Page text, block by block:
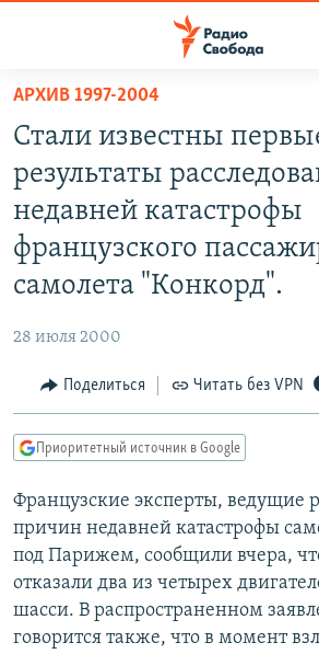
упрощенного
доступа
основному
содержанию
Вернутся
главной
Вернутся
поиску
АВТОРСКИЕ ПРОЕКТЫ
ЦИТАТЫ СВОБОДЫ
МНЕНИЯ
КАВКАЗ.РЕАЛИИ
СЕВЕР.РЕАЛИИ
РАСПИСАНИЕ ВЕЩАНИЯ
ПОДПИШИТЕСЬ НА РАССЫЛКУ
СОЦИАЛЬНЫЕ СЕТИ
АРХИВ 1997-2004
Стали известны
результаты
недавней катастрофы
французского
самолета "Конкорд".
28 июля 2000
Поделиться Читать без VPN
Приоритетный источник в Google
Французские эксперты, ведущие
причин недавней катастрофы
под Парижем, сообщили вчера,
отказали два из четырех
шасси. В распространенном
говорится также, что в момент